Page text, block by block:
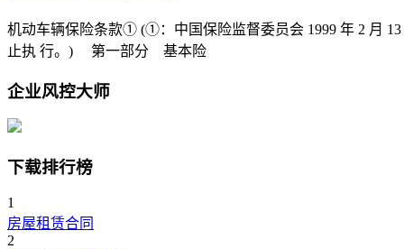
机动车辆保险条款① (①：中国保险监督委员会 1999 年 2 月
止执 行。) 第一部分 基本险
企业风控大师
下载排行榜
1
房屋租赁合同
2